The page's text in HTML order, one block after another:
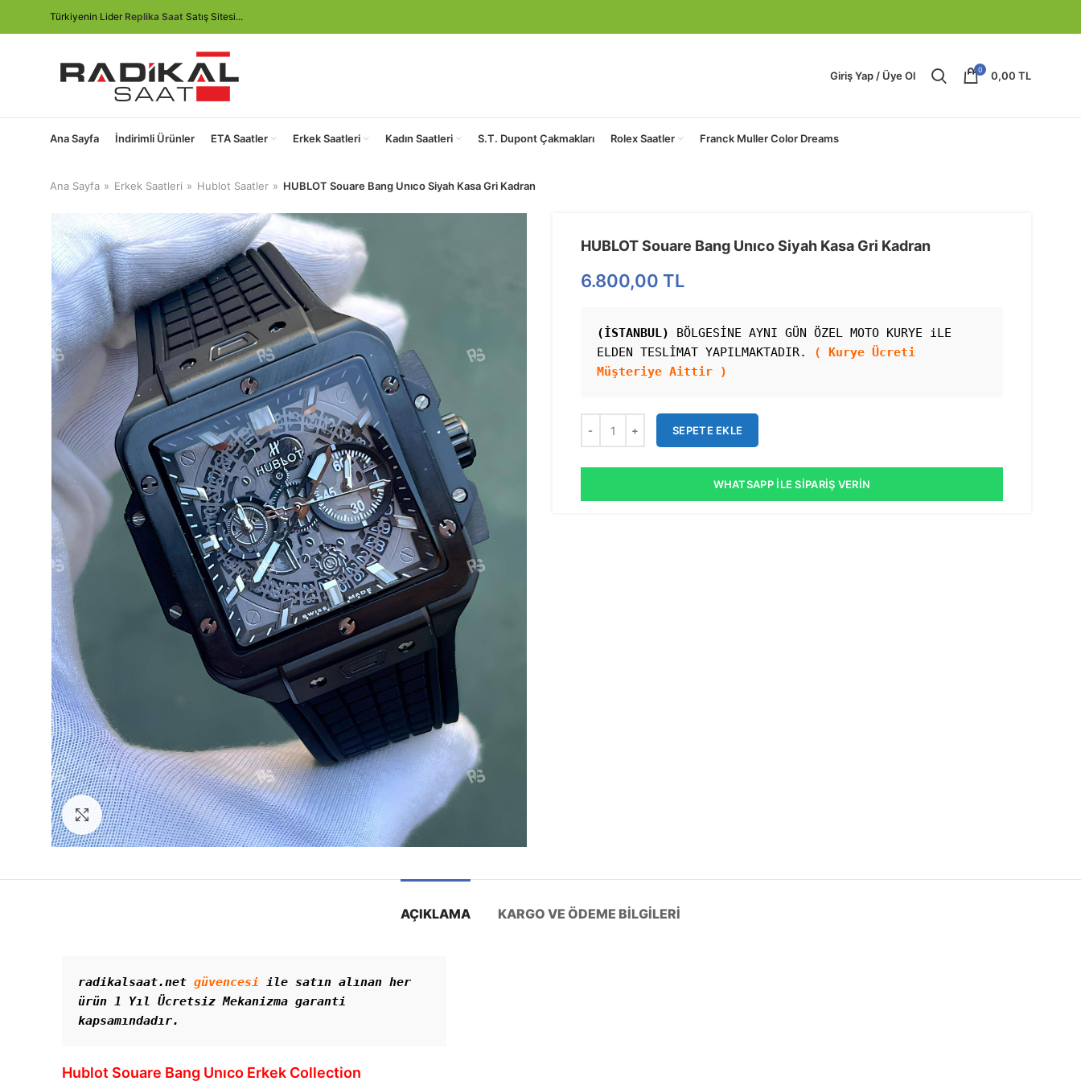
Türkiyenin Lider Replika Saat Satış Sitesi...
Giriş Yap / Üye Ol 0 0,00 TL
Ana Sayfa İndirimli Ürünler ETA Saatler Erkek Saatleri Kadın Saatleri S.T. Dupont Çakmakları Rolex Saatler Franck Muller Color Dreams
Ana Sayfa Erkek Saatleri Hublot Saatler HUBLOT Souare Bang Unıco Siyah Kasa Gri Kadran
Görseli Büyütün
HUBLOT Souare Bang Unıco Siyah Kasa Gri Kadran
6.800,00 TL
(İSTANBUL)
BÖLGESİNE AYNI GÜN ÖZEL MOTO KURYE iLE
ELDEN TESLİMAT YAPILMAKTADIR.
( Kurye Ücreti
Müşteriye Aittir )
SEPETE EKLE
WHATSAPP İLE SIPARIŞ VERIN
AÇIKLAMA KARGO VE ÖDEME BILGILERI
radikalsaat.net güvencesi ile satın alınan her
ürün 1 Yıl Ücretsiz Mekanizma garanti
kapsamındadır.
Hublot Souare Bang Unıco Erkek Collection